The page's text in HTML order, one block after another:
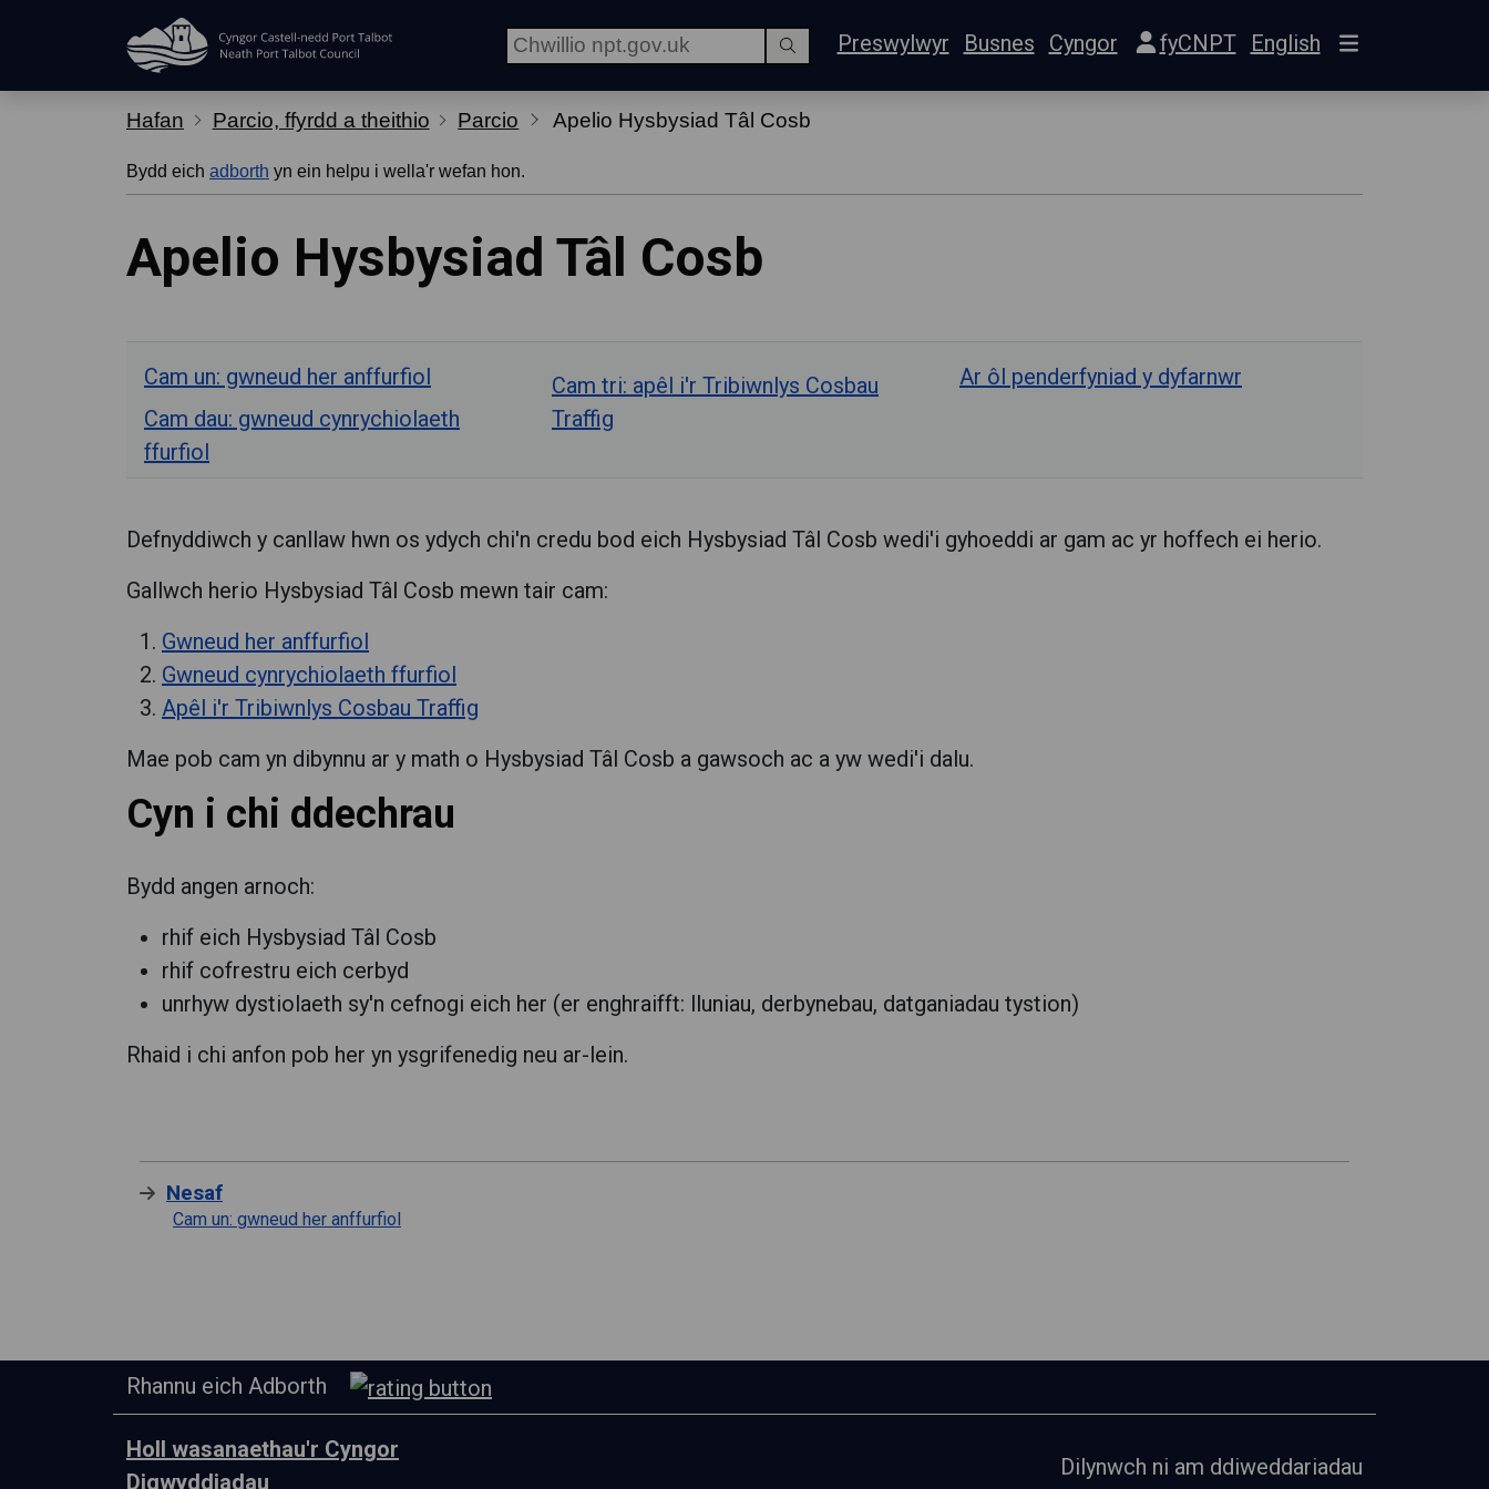
Preswylwyr Busnes Cyngor fyCNPT English
Hafan Parcio, ffyrdd a theithio Parcio Apelio Hysbysiad Tâl Cosb
Bydd eich adborth yn ein helpu i wella'r wefan hon.
Apelio Hysbysiad Tâl Cosb
Cam un: gwneud her anffurfiol
Cam dau: gwneud cynrychiolaeth
ffurfiol
Cam tri: apêl i'r Tribiwnlys Cosbau
Traffig
Ar ôl penderfyniad y dyfarnwr
Defnyddiwch y canllaw hwn os ydych chi'n credu bod eich Hysbysiad Tâl Cosb wedi'i gyhoeddi ar gam ac yr hoffech ei herio.
Gallwch herio Hysbysiad Tâl Cosb mewn tair cam:
Gwneud her anffurfiol
Gwneud cynrychiolaeth ffurfiol
Apêl i'r Tribiwnlys Cosbau Traffig
Mae pob cam yn dibynnu ar y math o Hysbysiad Tâl Cosb a gawsoch ac a yw wedi'i dalu.
Cyn i chi ddechrau
Bydd angen arnoch:
rhif eich Hysbysiad Tâl Cosb
rhif cofrestru eich cerbyd
unrhyw dystiolaeth sy'n cefnogi eich her (er enghraifft: lluniau, derbynebau, datganiadau tystion)
Rhaid i chi anfon pob her yn ysgrifenedig neu ar-lein.
Nesaf
Cam un: gwneud her anffurfiol
Rhannu eich Adborth
Holl wasanaethau'r Cyngor
Digwyddiadau
Dilynwch ni am ddiweddariadau